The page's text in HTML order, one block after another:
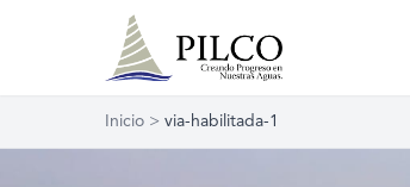
Inicio > via-habilitada-1